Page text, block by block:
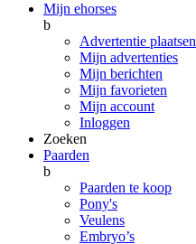
Mijn ehorses
b
Advertentie plaatsen
Mijn advertenties
Mijn berichten
Mijn favorieten
Mijn account
Inloggen
Zoeken
Paarden
b
Paarden te koop
Pony's
Veulens
Embryo’s